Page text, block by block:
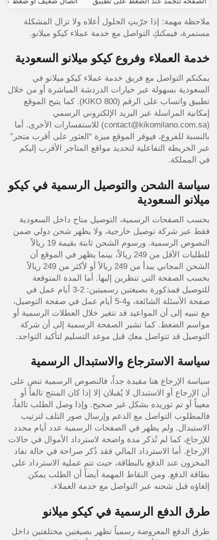
ملاحظة مهمة: إذا جرّبتِ الحلول أعلاه ولا تزال المشكلة
مستمرة، فيمكنكِ التواصل مع خدمة عملاء كيكو ميلانو.
خدمة العملاء وفروع كيكو ميلانو السعودية
يمكنكم التواصل مع فريق خدمة عملاء كيكو ميلانو في
السعودية بسهولة عبر خيارات الدردشة المباشرة أو من خلال
تطبيق واتساب على الرقم (800 KIKO). كما يتيح الموقع
إمكانية المراسلة عبر البريد الإلكتروني الرسمي
(contact@kikomilano.com.sa) للاستفسارات الأخرى. أما
بالنسبة للفروع، فيوفر الموقع ميزة “العثور على أقرب متجر”
عبر الخريطة التفاعلية لتحديد مواقع المتاجر الأقرب إليكم
في المملكة.
سياسة الشحن والتوصيل الرسمية في كيكو
ميلانو السعودية
بحسب الصفحات الرسمية، التوصيل متاح داخل السعودية
فقط عبر شركة توصيل خارجية، ولا يظهر شحن دولي ضمن
النصوص الرسمية. ورسوم الشحن ثابتة بقيمة 19 ريالاً
للطلبات الأقل من 249 ريالاً، بينما يظهر في الموقع أن
الشحن المجاني يبدأ من 249 ريالاً أو لأكثر من 249 ريالاً
بحسب الصفحة التي تنظرين إليها. أما المدة المتوقعة
للتوصيل فمذكورة بصيغتين رسميتين: 2-3 أيام عمل في
صفحة الأسئلة الشائعة، و4-5 أيام عمل في صفحة التوصيل،
مع تنبيه إلى أن المواعيد قد تتغير خلال العطلات الرسمية أو
مواسم الضغط. كما تشير الصفحة الرسمية إلى أن شركة
التوصيل قد تتواصل معكِ قبل موعد التسليم لتأكيد التواجد.
سياسة الاسترجاع والاستبدال الرسمية
سياسة الإرجاع هنا مقيدة جداً، فالنصوص الرسمية تنص على
أن الإرجاع أو الاستبدال لا يُقبلان إلا إذا كان المنتج تالفاً أو
معيباً أو تم توريده بشكل غير صحيح. وإذا وصل الطلب تالفاً،
فالمطلوب التواصل مع الدعم وإرسال صور التلف لترتيب
الاستبدال. ولم يظهر في الصفحات الرسمية عدد أيام محدد
للإرجاع، كما لم تُذكر مدة واضحة لاسترداد الأموال في حالات
الإرجاع. أما الاسترداد المالي فقد ذُكر صراحة في حالة نفاد
المخزون عند الدفع بالبطاقة، حيث تتم عملية الاسترداد على
بطاقة الدفع. ومن النقاط المهمة أيضاً أن الطلب يمكن
إلغاؤه قبل شحنه عبر التواصل مع خدمة العملاء.
طرق الدفع الرسمية في كيكو ميلانو
طرق الدفع المعروضة رسمياً تظهر بصيغتين مختلفتين داخل